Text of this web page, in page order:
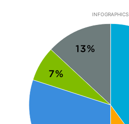
INFOGRAPHICS